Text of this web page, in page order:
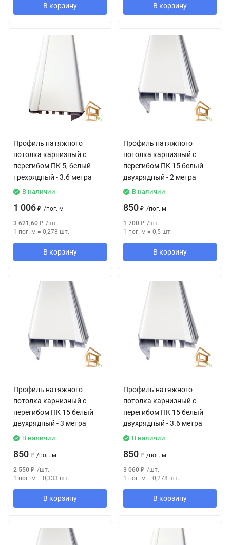
В корзину В корзину
Профиль натяжного
потолка карнизный с
перегибом ПК 5, белый
трехрядный - 3.6 метра
В наличии
1 006 ₽ /пог. м
3 621,60 ₽ /шт.
1 пог. м = 0,278 шт.
В корзину
Профиль натяжного
потолка карнизный с
перегибом ПК 15 белый
двухрядный - 2 метра
В наличии
850 ₽ /пог. м
1 700 ₽ /шт.
1 пог. м = 0,5 шт.
В корзину
Профиль натяжного
потолка карнизный с
перегибом ПК 15 белый
двухрядный - 3 метра
В наличии
850 ₽ /пог. м
2 550 ₽ /шт.
1 пог. м = 0,333 шт.
В корзину
Профиль натяжного
потолка карнизный с
перегибом ПК 15 белый
двухрядный - 3.6 метра
В наличии
850 ₽ /пог. м
3 060 ₽ /шт.
1 пог. м = 0,278 шт.
В корзину